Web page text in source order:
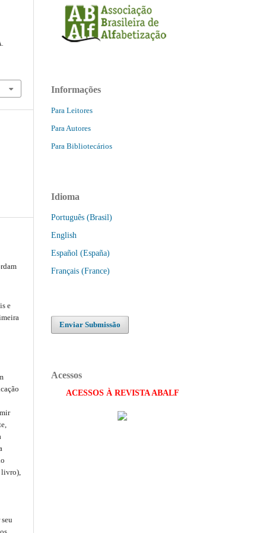
e
livro),
Informações
Para Leitores
Para Autores
Para Bibliotecários
Idioma
Português (Brasil)
English
Español (España)
Français (France)
Enviar Submissão
Acessos
ACESSOS À REVISTA ABALF